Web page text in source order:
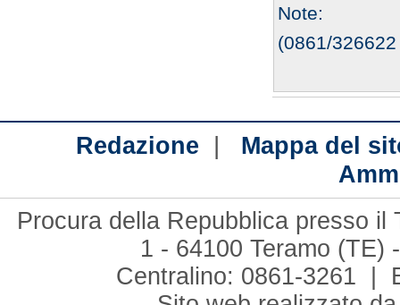
Note:
(0861/
Redazione | Mappa del
Procura della Repubblica presso il
1 - 64100 Teramo
Centralino: 0861-3261 |